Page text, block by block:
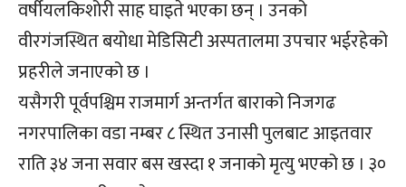
वर्षीयलकिशोरी साह घाइते भएका छन् । उनको
वीरगंजस्थित बयोधा मेडिसिटी अस्पतालमा उपचार भईरहेको
प्रहरीले जनाएको छ ।
यसैगरी पूर्वपश्चिम राजमार्ग अन्तर्गत बाराको निजगढ
नगरपालिका वडा नम्बर ८ स्थित उनासी पुलबाट आइतवार
राति ३४ जना सवार बस खस्दा १ जनाको मृत्यु भएको छ । ३०